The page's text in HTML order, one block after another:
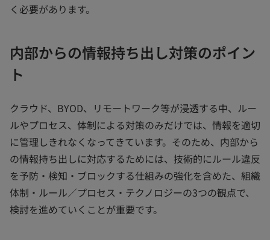
く必要があります。
内部からの情報持ち出し対策のポイン
ト
クラウド、BYOD、リモートワーク等が浸透する中、ルー
ルやプロセス、体制による対策のみだけでは、情報を適切
に管理しきれなくなってきています。そのため、内部から
の情報持ち出しに対応するためには、技術的にルール違反
を予防・検知・ブロックする仕組みの強化を含めた、組織
体制・ルール／プロセス・テクノロジーの3つの観点で、
検討を進めていくことが重要です。